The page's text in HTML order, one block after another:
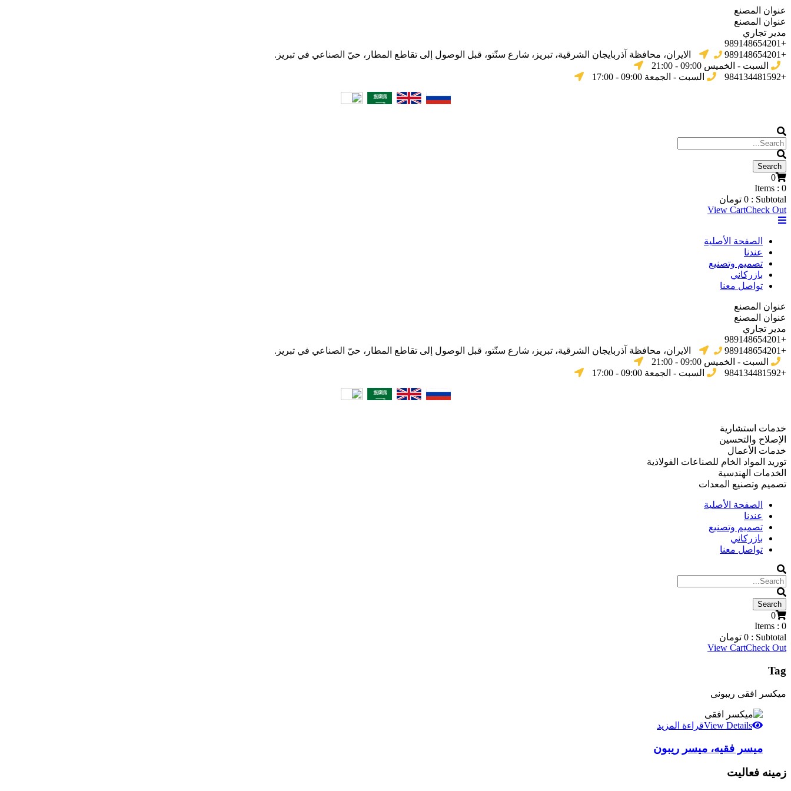
عنوان المصنع
عنوان المصنع
مدير تجاري
+989148654201
+989148654201
الایران، محافظة آذربایجان الشرقیة، تبریز، شارع سنّتو، قبل الوصول إلى تقاطع المطار، حيّ الصناعي في تبریز.
السبت - الخميس 09:00 - 21:00
+984134481592
السبت - الجمعة 09:00 - 17:00
0
Items : 0
Subtotal :
0 تومان
View CartCheck Out
الصفحة الأصلية
عندنا
تصميم وتصنيع
بازركاني
تواصل معنا
عنوان المصنع
عنوان المصنع
مدير تجاري
+989148654201
+989148654201
الایران، محافظة آذربایجان الشرقیة، تبریز، شارع سنّتو، قبل الوصول إلى تقاطع المطار، حيّ الصناعي في تبریز.
السبت - الخميس 09:00 - 21:00
+984134481592
السبت - الجمعة 09:00 - 17:00
خدمات استشارية
الإصلاح والتحسين
خدمات الأعمال
توريد المواد الخام للصناعات الفولاذية
الخدمات الهندسية
تصميم وتصنيع المعدات
الصفحة الأصلية
عندنا
تصميم وتصنيع
بازركاني
تواصل معنا
0
Items : 0
Subtotal :
0 تومان
View CartCheck Out
Tag
میکسر افقی ریبونی
View Detailsقراءة المزيد
ميسر فقيه، ميسر ريبون
زمینه فعالیت